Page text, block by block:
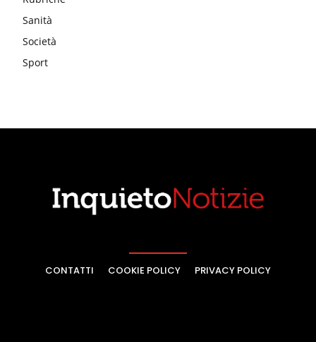
Sanità
Società
Sport
CONTATTI COOKIE POLICY PRIVACY POLICY